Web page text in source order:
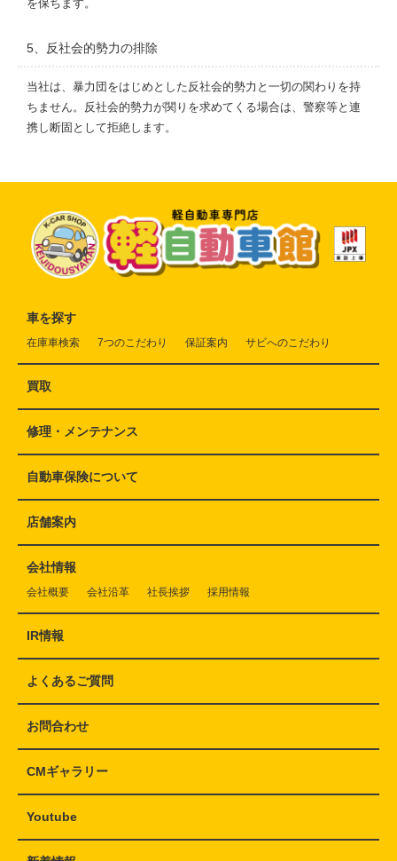
を保ちます。
5、反社会的勢力の排除
当社は、暴力団をはじめとした反社会的勢力と一切の関わりを持
ちません。反社会的勢力が関りを求めてくる場合は、警察等と連
携し断固として拒絶します。
車を探す
在庫車検索 7つのこだわり 保証案内 サビへのこだわり
買取
修理・メンテナンス
自動車保険について
店舗案内
会社情報
会社概要 会社沿革 社長挨拶 採用情報
IR情報
よくあるご質問
お問合わせ
CMギャラリー
Youtube